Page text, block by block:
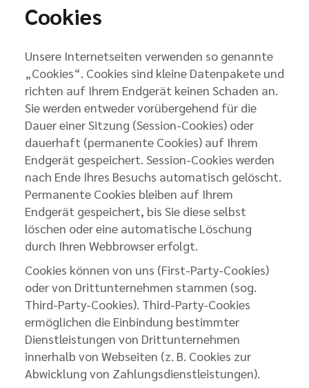
Cookies
Unsere Internetseiten verwenden so genannte
„Cookies“. Cookies sind kleine Datenpakete und
richten auf Ihrem Endgerät keinen Schaden an.
Sie werden entweder vorübergehend für die
Dauer einer Sitzung (Session-Cookies) oder
dauerhaft (permanente Cookies) auf Ihrem
Endgerät gespeichert. Session-Cookies werden
nach Ende Ihres Besuchs automatisch gelöscht.
Permanente Cookies bleiben auf Ihrem
Endgerät gespeichert, bis Sie diese selbst
löschen oder eine automatische Löschung
durch Ihren Webbrowser erfolgt.
Cookies können von uns (First-Party-Cookies)
oder von Drittunternehmen stammen (sog.
Third-Party-Cookies). Third-Party-Cookies
ermöglichen die Einbindung bestimmter
Dienstleistungen von Drittunternehmen
innerhalb von Webseiten (z. B. Cookies zur
Abwicklung von Zahlungsdienstleistungen).